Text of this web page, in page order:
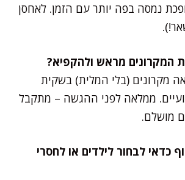
נמסה בפה יותר עם הזמן. לאחסן
מקרונים (בלי המלית) בשקית
ממלאה לפני ההגשה – מתקבל
מושלם.
כדאי לבחור לילדים או לחסרי